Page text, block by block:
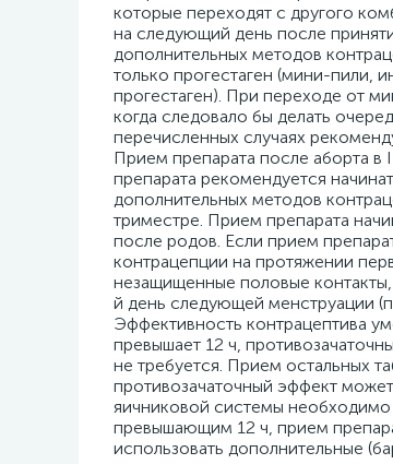
которые переходят с другого
на следующий день после
дополнительных методов
только прогестаген (мини-пили,
прогестаген). При переходе от
когда следовало бы делать
перечисленных случаях
Прием препарата после аборта
препарата рекомендуется
дополнительных методов
триместре. Прием препарата
после родов. Если прием
контрацепции на протяжении
незащищенные половые
й день следующей менструации
Эффективность контрацептива
превышает 12 ч,
не требуется. Прием остальных
противозачаточный эффект
яичниковой системы
превышающим 12 ч, прием
использовать дополнительные